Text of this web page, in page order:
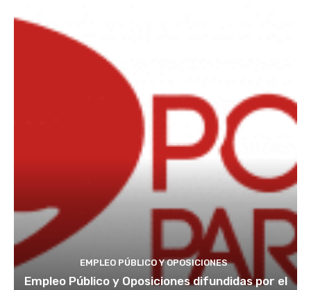
EMPLEO PÚBLICO Y OPOSICIONES
Empleo Público y Oposiciones difundidas por el